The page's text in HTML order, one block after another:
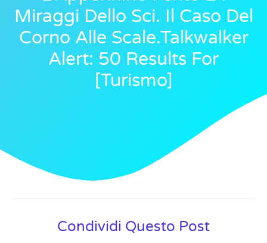
Miraggi Dello Sci. Il Caso Del
Corno Alle Scale.Talkwalker
Alert: 50 Results For
[turismo]
Condividi Questo Post